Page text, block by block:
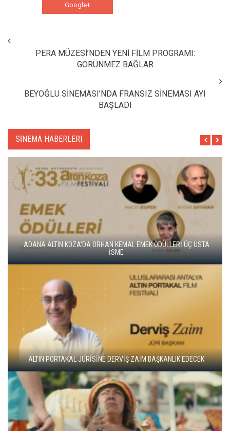
Google+
PERA MÜZESİ’NDEN YENİ FİLM PROGRAMI:
GÖRÜNMEZ BAĞLAR
BEYOĞLU SİNEMASI’NDA FRANSIZ SİNEMASI AYI
BAŞLADI
SİNEMA HABERLERI
ALTIN KOZA'NIN ONUR ÖDÜLLERİ FERZAN ÖZPETEK VE VAHİDE
PERÇİN'İN
ADANA ALTIN KOZA'DA JÜRİ BAŞKANI ZUHAL OLCAY